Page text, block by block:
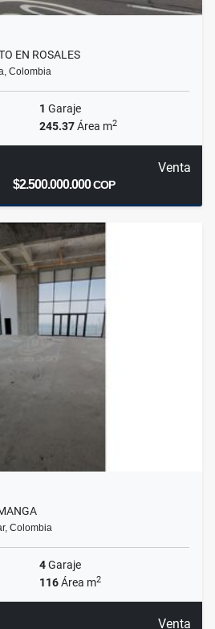
EN ROSALES
Colombia
1 Garaje
245.37Área m2
Venta
$2.500.000.000COP
Colombia
4Garaje
116Área m2
Venta